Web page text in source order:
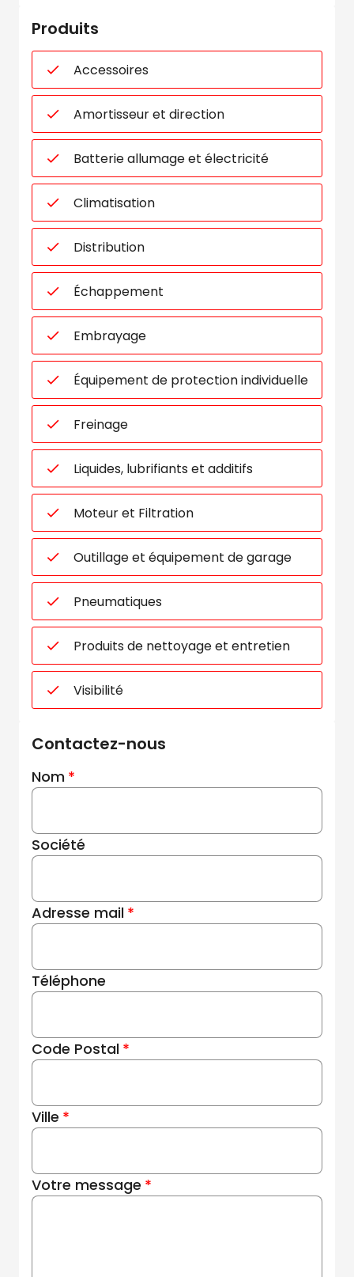
Produits
Accessoires
Amortisseur et direction
Batterie allumage et électricité
Climatisation
Distribution
Échappement
Embrayage
Équipement de protection individuelle
Freinage
Liquides, lubrifiants et additifs
Moteur et Filtration
Outillage et équipement de garage
Pneumatiques
Produits de nettoyage et entretien
Visibilité
Contactez-nous
Nom
Société
Adresse mail
Téléphone
Code Postal
Ville
Votre message